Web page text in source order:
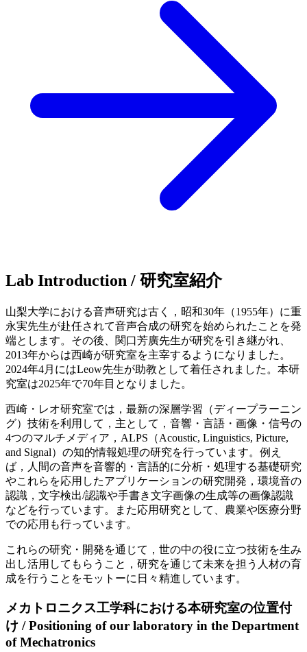
Lab Introduction / 研究室紹介
山梨大学における音声研究は古く，昭和30年（1955年）に重
永実先生が赴任されて音声合成の研究を始められたことを発
端とします。その後、関口芳廣先生が研究を引き継がれ、
2013年からは西崎が研究室を主宰するようになりました。
2024年4月にはLeow先生が助教として着任されました。本研
究室は2025年で70年目となりました。
西崎・レオ研究室では，最新の深層学習（ディープラーニン
グ）技術を利用して，主として，音響・言語・画像・信号の
4つのマルチメディア，ALPS（Acoustic, Linguistics, Picture,
and Signal）の知的情報処理の研究を行っています。例え
ば，人間の音声を音響的・言語的に分析・処理する基礎研究
やこれらを応用したアプリケーションの研究開発，環境音の
認識，文字検出/認識や手書き文字画像の生成等の画像認識
などを行っています。また応用研究として、農業や医療分野
での応用も行っています。
これらの研究・開発を通じて，世の中の役に立つ技術を生み
出し活用してもらうこと，研究を通じて未来を担う人材の育
成を行うことをモットーに日々精進しています。
メカトロニクス工学科における本研究室の位置付
け / Positioning of our laboratory in the Department
of Mechatronics